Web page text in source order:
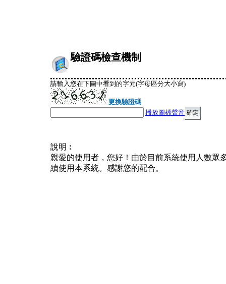
驗證碼檢查機制
請輸入您在下圖中看到的字元(字母區分大小寫)
更換驗證碼
播放圖檔聲音
說明︰
親愛的使用者，您好！由於目前系統使用人數眾
續使用本系統。感謝您的配合。